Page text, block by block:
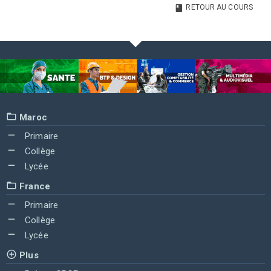
RETOUR AU COURS
Maroc
Primaire
Collège
Lycée
France
Primaire
Collège
Lycée
Plus